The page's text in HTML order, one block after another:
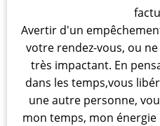
Avertir d'un
votre rendez-vous, ou
très impactant. En
dans les temps,vous
une autre personne,
mon temps, mon